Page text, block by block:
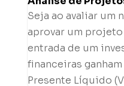
Seja ao avaliar um
aprovar um
entrada de um
financeiras
Presente Líquido